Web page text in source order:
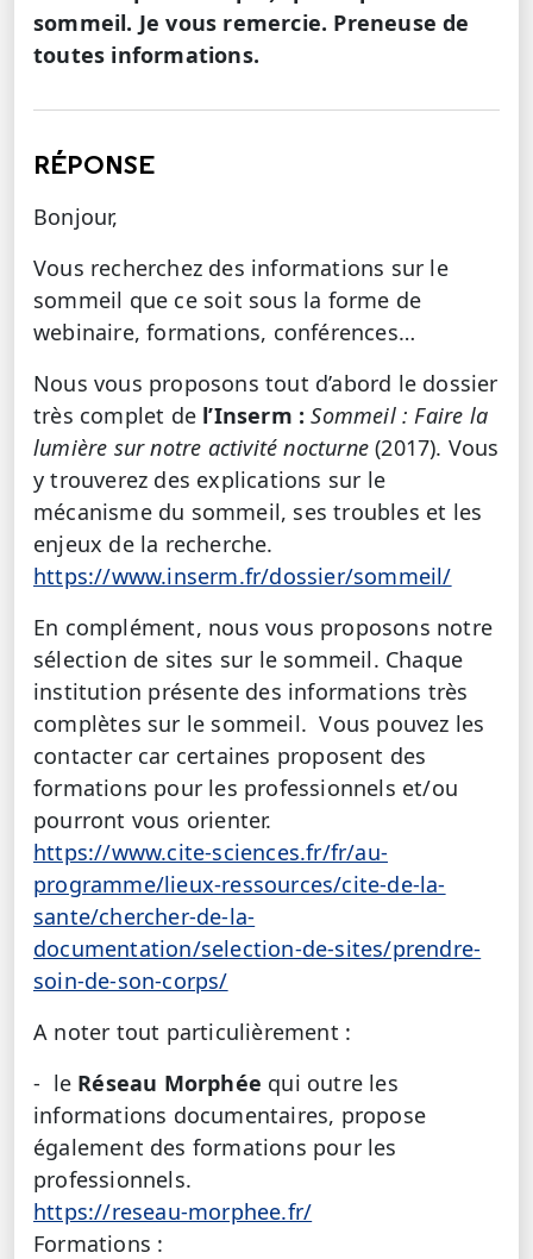
sommeil. Je vous remercie. Preneuse de
toutes informations.
RÉPONSE
Bonjour,
Vous recherchez des informations sur le
sommeil que ce soit sous la forme de
webinaire, formations, conférences…
Nous vous proposons tout d’abord le dossier
très complet de l’Inserm : Sommeil : Faire la
lumière sur notre activité nocturne(2017). Vous
y trouverez des explications sur le
mécanisme du sommeil, ses troubles et les
enjeux de la recherche.
https://www.inserm.fr/dossier/sommeil/
En complément, nous vous proposons notre
sélection de sites sur le sommeil. Chaque
institution présente des informations très
complètes sur le sommeil. Vous pouvez les
contacter car certaines proposent des
formations pour les professionnels et/ou
pourront vous orienter.
https://www.cite-sciences.fr/fr/au-
programme/lieux-ressources/cite-de-la-
sante/chercher-de-la-
documentation/selection-de-sites/prendre-
soin-de-son-corps/
A noter tout particulièrement :
- le Réseau Morphée qui outre les
informations documentaires, propose
également des formations pour les
professionnels.
https://reseau-morphee.fr/
Formations :